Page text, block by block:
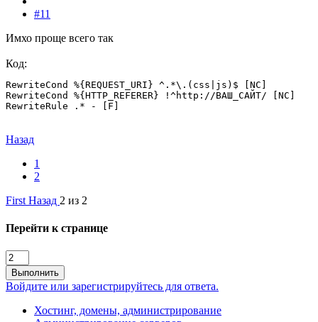
#11
Имхо проще всего так
Код:
RewriteCond %{REQUEST_URI} ^.*\.(css|js)$ [NC]
RewriteCond %{HTTP_REFERER} !^http://ВАШ_САЙТ/ [NC]
RewriteRule .* - [F]
Назад
1
2
First Назад 2 из 2
Перейти к странице
Выполнить
Войдите или зарегистрируйтесь для ответа.
Хостинг, домены, администрирование